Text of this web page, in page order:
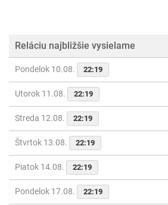
Reláciu najbližšie vysielame
Pondelok 10.08. 22:19
Utorok 11.08. 22:19
Streda 12.08. 22:19
Štvrtok 13.08. 22:19
Piatok 14.08. 22:19
Pondelok 17.08. 22:19